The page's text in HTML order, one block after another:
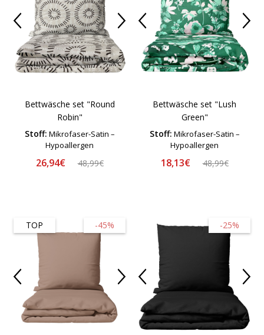
Bettwäsche set "Round
Robin"
Stoff: Mikrofaser-Satin –
Hypoallergen
26,94€ 48,99€
Bettwäsche set "Lush
Green"
Stoff: Mikrofaser-Satin –
Hypoallergen
18,13€ 48,99€
-45%
TOP -25%